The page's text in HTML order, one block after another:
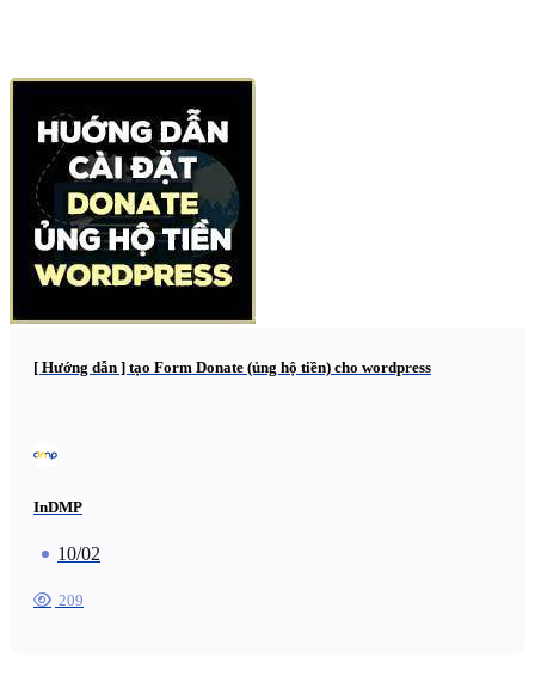
[ Hướng dẫn ] tạo Form Donate (ủng hộ tiền) cho wordpress
InDMP
10/02
209